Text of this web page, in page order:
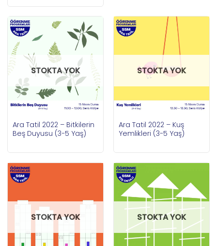
STOKTA YOK
Ara Tatil 2022 – Bitkilerin
Beş Duyusu (3-5 Yaş)
STOKTA YOK
Ara Tatil 2022 – Kuş
Yemlikleri (3-5 Yaş)
STOKTA YOK STOKTA YOK